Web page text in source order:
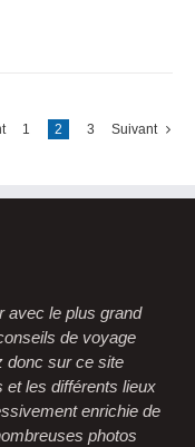
1 2 3 Suivant
avec le plus grand
de voyage
donc sur ce site
et les différents lieux
enrichie de
photos